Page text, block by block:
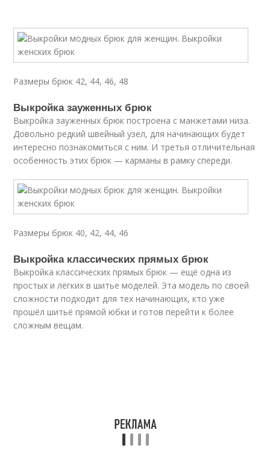
Размеры брюк 42, 44, 46, 48
Выкройка зауженных брюк
Выкройка зауженных брюк построена с манжетами низа.
Довольно редкий швейный узел, для начинающих будет
интересно познакомиться с ним. И третья отличительная
особенность этих брюк — карманы в рамку спереди.
Размеры брюк 40, 42, 44, 46
Выкройка классических прямых брюк
Выкройка классических прямых брюк — ещё одна из
простых и лёгких в шитье моделей. Эта модель по своей
сложности подходит для тех начинающих, кто уже
прошёл шитьё прямой юбки и готов перейти к более
сложным вещам.